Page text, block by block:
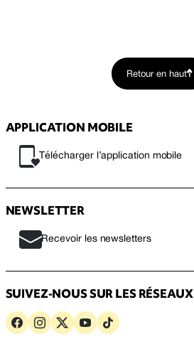
Retour en haut
APPLICATION MOBILE
Télécharger l’application mobile
NEWSLETTER
Recevoir les newsletters
SUIVEZ-NOUS SUR LES RÉSEAUX